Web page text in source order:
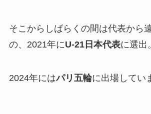
そこからしばらくの間は代表から
の、2021年にU-21日本代表に選出。
2024年にはパリ五輪に出場してい